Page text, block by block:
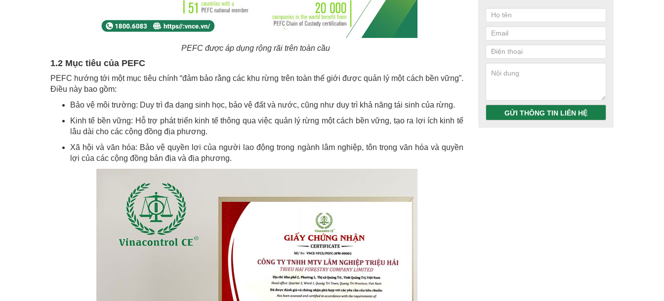
PEFC được áp dụng rộng rãi trên toàn cầu
1.2 Mục tiêu của PEFC
PEFC hướng tới một mục tiêu chính “đảm bảo rằng các khu rừng trên toàn thế giới được quản lý một cách bền vững”.
Điều này bao gồm:
Bảo vệ môi trường: Duy trì đa dạng sinh học, bảo vệ đất và nước, cũng như duy trì khả năng tái sinh của rừng.
Kinh tế bền vững: Hỗ trợ phát triển kinh tế thông qua việc quản lý rừng một cách bền vững, tạo ra lợi ích kinh tế
lâu dài cho các cộng đồng địa phương.
Xã hội và văn hóa: Bảo vệ quyền lợi của người lao động trong ngành lâm nghiệp, tôn trọng văn hóa và quyền
lợi của các cộng đồng bản địa và địa phương.
GỬI THÔNG TIN LIÊN HỆ